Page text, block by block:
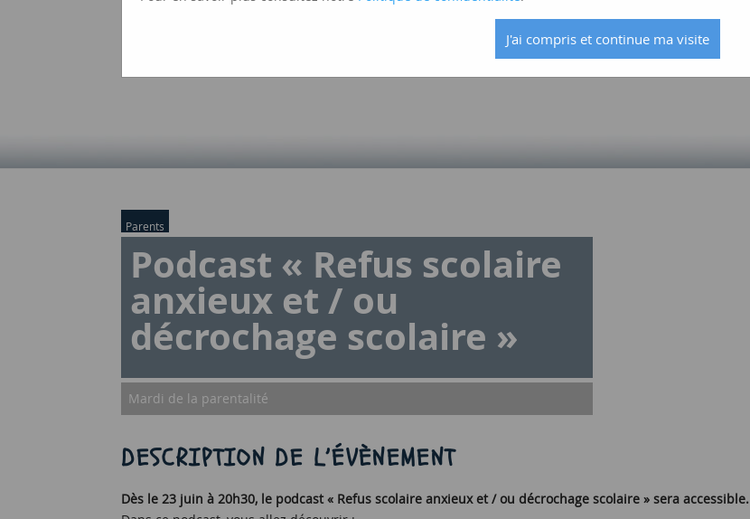
Parents
Podcast « Refus scolaire
anxieux et / ou
décrochage scolaire »
Mardi de la parentalité
DESCRIPTION DE L’ÉVÈNEMENT
Dès le 23 juin à 20h30, le podcast « Refus scolaire anxieux et / ou décrochage scolaire » sera accessible.
J'ai compris et continue ma visite